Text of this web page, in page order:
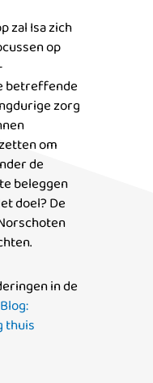
zal Isa zich
op
betreffende
zorg
om
de
beleggen
doel? De
in de
Blog:
thuis